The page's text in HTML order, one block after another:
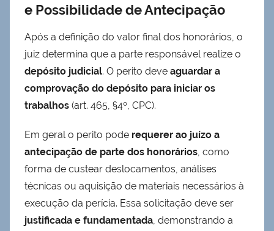
e Possibilidade de Antecipação
Após a definição do valor final dos honorários, o
juiz determina que a parte responsável realize o
depósito judicial. O perito deve aguardar a
comprovação do depósito para iniciar os
trabalhos (art. 465, §4º, CPC).
Em geral o perito pode requerer ao juízo a
antecipação de parte dos honorários, como
forma de custear deslocamentos, análises
técnicas ou aquisição de materiais necessários à
execução da perícia. Essa solicitação deve ser
justificada e fundamentada, demonstrando a